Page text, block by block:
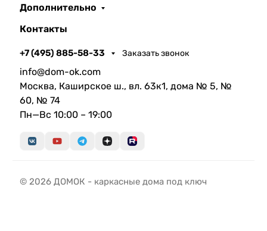
Дополнительно
Контакты
+7 (495) 885-58-33 Заказать звонок
info@dom-ok.com
Москва, Каширское ш., вл. 63к1, дома № 5, №
60, № 74
Пн—Вс 10:00 – 19:00
© 2026 ДОМОК - каркасные дома под ключ